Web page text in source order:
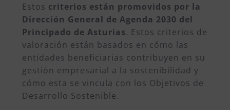
Estos criterios están promovidos por la
Dirección General de Agenda 2030 del
Principado de Asturias. Estos criterios de
valoración están basados en cómo las
entidades beneficiarias contribuyen en su
gestión empresarial a la sostenibilidad y
cómo esta se vincula con los Objetivos de
Desarrollo Sostenible.